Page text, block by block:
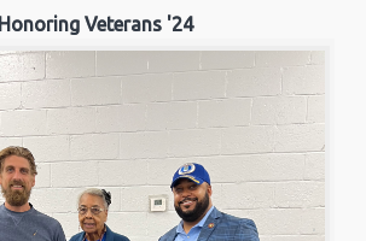
Honoring Veterans '24